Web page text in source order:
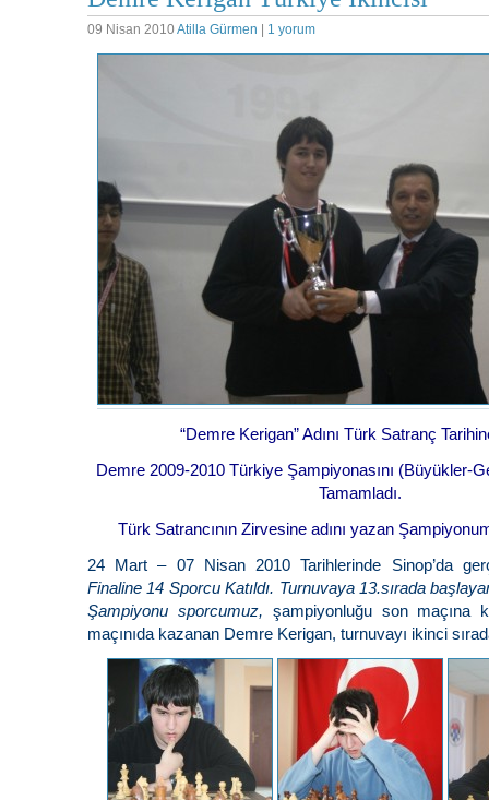
09 Nisan 2010Atilla Gürmen 1 yorum
“Demre Kerigan” Adını Türk Satranç
Demre 2009-2010 Türkiye Şampiyonasını (Büyükler-
Tamamladı.
Türk Satrancının Zirvesine adını yazan
24 Mart – 07 Nisan 2010 Tarihlerinde Sinop’da
Finaline 14 Sporcu Katıldı. Turnuvaya 13.sırada
Şampiyonu sporcumuz, şampiyonluğu son maçına
maçınıda kazanan Demre Kerigan, turnuvayı ikinci